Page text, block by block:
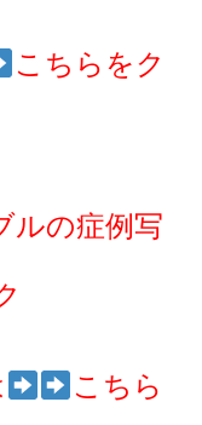
こちらをク
ルの症例写
こちら